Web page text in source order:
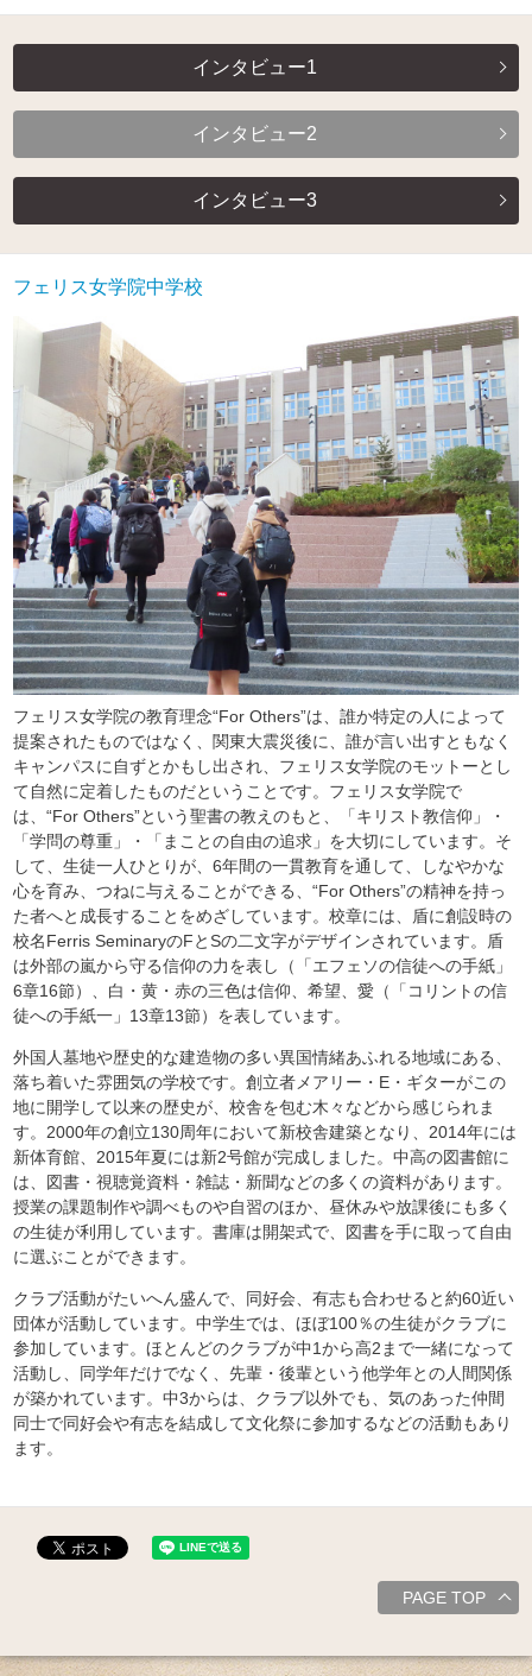
インタビュー1
インタビュー2
インタビュー3
フェリス女学院中学校
フェリス女学院の教育理念“For Others”は、誰か特定の人によって
提案されたものではなく、関東大震災後に、誰が言い出すともなく
キャンパスに自ずとかもし出され、フェリス女学院のモットーとし
て自然に定着したものだということです。フェリス女学院で
は、“For Others”という聖書の教えのもと、「キリスト教信仰」・
「学問の尊重」・「まことの自由の追求」を大切にしています。そ
して、生徒一人ひとりが、6年間の一貫教育を通して、しなやかな
心を育み、つねに与えることができる、“For Others”の精神を持っ
た者へと成長することをめざしています。校章には、盾に創設時の
校名Ferris SeminaryのFとSの二文字がデザインされています。盾
は外部の嵐から守る信仰の力を表し（「エフェソの信徒への手紙」
6章16節）、白・黄・赤の三色は信仰、希望、愛（「コリントの信
徒への手紙一」13章13節）を表しています。
外国人墓地や歴史的な建造物の多い異国情緒あふれる地域にある、
落ち着いた雰囲気の学校です。創立者メアリー・E・ギターがこの
地に開学して以来の歴史が、校舎を包む木々などから感じられま
す。2000年の創立130周年において新校舎建築となり、2014年には
新体育館、2015年夏には新2号館が完成しました。中高の図書館に
は、図書・視聴覚資料・雑誌・新聞などの多くの資料があります。
授業の課題制作や調べものや自習のほか、昼休みや放課後にも多く
の生徒が利用しています。書庫は開架式で、図書を手に取って自由
に選ぶことができます。
クラブ活動がたいへん盛んで、同好会、有志も合わせると約60近い
団体が活動しています。中学生では、ほぼ100％の生徒がクラブに
参加しています。ほとんどのクラブが中1から高2まで一緒になって
活動し、同学年だけでなく、先輩・後輩という他学年との人間関係
が築かれています。中3からは、クラブ以外でも、気のあった仲間
同士で同好会や有志を結成して文化祭に参加するなどの活動もあり
ます。
PAGE TOP